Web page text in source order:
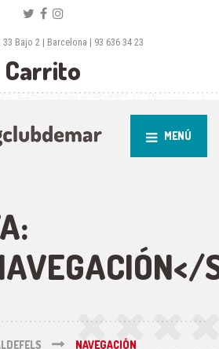
Bajo 2 | Barcelona | 93 636 34 23
Carrito
MENÚ
NAVEGACIÓN